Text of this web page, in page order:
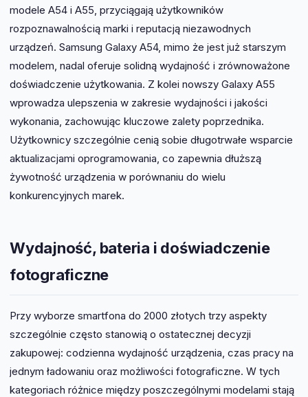
modele A54 i A55, przyciągają użytkowników
rozpoznawalnością marki i reputacją niezawodnych
urządzeń. Samsung Galaxy A54, mimo że jest już starszym
modelem, nadal oferuje solidną wydajność i zrównoważone
doświadczenie użytkowania. Z kolei nowszy Galaxy A55
wprowadza ulepszenia w zakresie wydajności i jakości
wykonania, zachowując kluczowe zalety poprzednika.
Użytkownicy szczególnie cenią sobie długotrwałe wsparcie
aktualizacjami oprogramowania, co zapewnia dłuższą
żywotność urządzenia w porównaniu do wielu
konkurencyjnych marek.
Wydajność, bateria i doświadczenie
fotograficzne
Przy wyborze smartfona do 2000 złotych trzy aspekty
szczególnie często stanowią o ostatecznej decyzji
zakupowej: codzienna wydajność urządzenia, czas pracy na
jednym ładowaniu oraz możliwości fotograficzne. W tych
kategoriach różnice między poszczególnymi modelami stają